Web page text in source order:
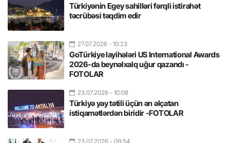
Türkiyənin Egey sahilləri fərqli istirahət
təcrübəsi təqdim edir
27.07.2026 - 10:23
GoTürkiye layihələri US International Awards
2026-da beynəlxalq uğur qazandı -
FOTOLAR
23.07.2026 - 10:08
Türkiyə yay tətili üçün ən əlçatan
istiqamətlərdən biridir -FOTOLAR
23.07.2026 - 09:54